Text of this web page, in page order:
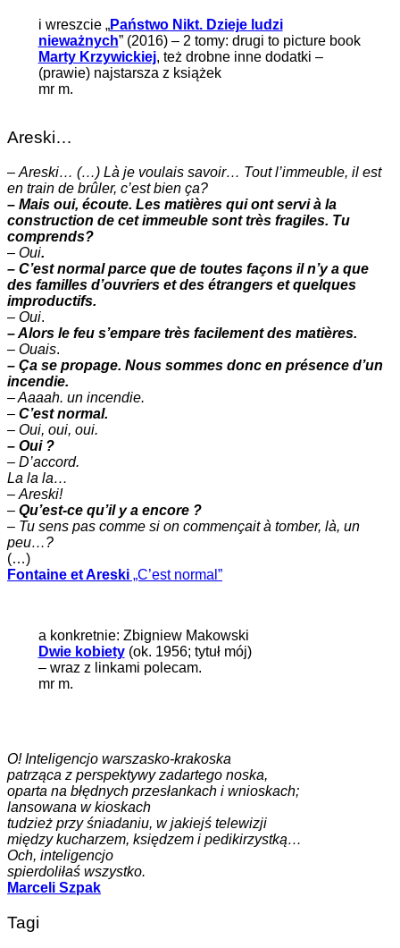
i wreszcie „Państwo Nikt. Dzieje ludzi
nieważnych” (2016) – 2 tomy: drugi to picture book
Marty Krzywickiej, też drobne inne dodatki –
(prawie) najstarsza z książek
mr m.
Areski…
– Areski… (…) Là je voulais savoir… Tout l’immeuble, il est
en train de brûler, c’est bien ça?
– Mais oui, écoute. Les matières qui ont servi à la
construction de cet immeuble sont très fragiles. Tu
comprends?
– Oui.
– C’est normal parce que de toutes façons il n’y a que
des familles d’ouvriers et des étrangers et quelques
improductifs.
– Oui.
– Alors le feu s’empare très facilement des matières.
– Ouais.
– Ça se propage. Nous sommes donc en présence d’un
incendie.
– Aaaah. un incendie.
– C’est normal.
– Oui, oui, oui.
– Oui ?
– D’accord.
La la la…
– Areski!
– Qu’est-ce qu’il y a encore ?
– Tu sens pas comme si on commençait à tomber, là, un
peu…?
(…)
Fontaine et Areski „C’est normal”
a konkretnie: Zbigniew Makowski
Dwie kobiety(ok. 1956; tytuł mój)
– wraz z linkami polecam.
mr m.
O! Inteligencjo warszasko-krakoska
patrząca z perspektywy zadartego noska,
oparta na błędnych przesłankach i wnioskach;
lansowana w kioskach
tudzież przy śniadaniu, w jakiejś telewizji
między kucharzem, księdzem i pedikirzystką…
Och, inteligencjo
spierdoliłaś wszystko.
Marceli Szpak
Tagi